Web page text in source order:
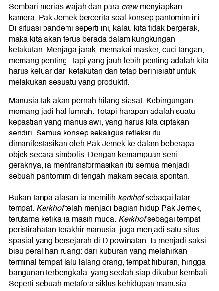
Sembari merias wajah dan paracrewmenyiapkan
kamera, Pak Jemek bercerita soal konsep pantomim ini.
Di situasi pandemi seperti ini, kalau kita tidak bergerak,
maka kita akan terus berada dalam kungkungan
ketakutan. Menjaga jarak, memakai masker, cuci tangan,
memang penting. Tapi yang jauh lebih penting adalah kita
harus keluar dari ketakutan dan tetap berinisiatif untuk
melakukan sesuatu yang produktif.
Manusia tak akan pernah hilang siasat. Kebingungan
memang jadi hal lumrah. Tetapi harapan adalah suatu
kepastian yang manusiawi, yang harus kita ciptakan
sendiri. Semua konsep sekaligus refleksi itu
dimanifestasikan oleh Pak Jemek ke dalam beberapa
objek secara simbolis. Dengan kemampuan seni
geraknya, ia mentransformasikan itu semua menjadi
sebuah pantomim di tengah makam secara spontan.
Bukan tanpa alasan ia memilih kerkhofsebagai latar
tempat. Kerkhoftelah menjadi bagian hidup Pak Jemek,
terutama ketika ia masih muda. Kerkhofsebagai tempat
peristirahatan terakhir manusia, juga menjadi satu situs
spasial yang bersejarah di Dipowinatan. Ia menjadi saksi
bisu peralihan ruang: dari kuburan yang melahirkan
terminal tempat lalu lalang orang, tempat hiburan, hingga
bangunan terbengkalai yang seolah siap dikubur kembali.
Seperti sebuah metafora siklus kehidupan manusia.